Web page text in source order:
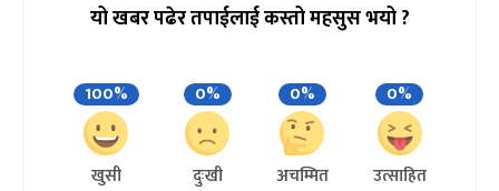
यो खबर पढेर तपाईलाई कस्तो महसुस भयो ?
100%
खुसी
0%
दुःखी
0%
अचम्मित
0%
उत्साहित